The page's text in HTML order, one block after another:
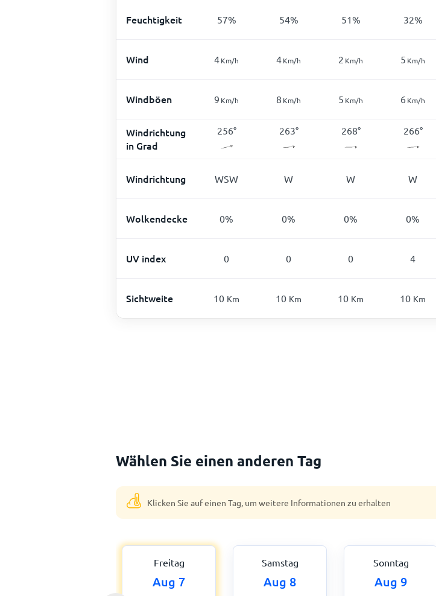
Feuchtigkeit 57% 54% 51% 32%
Wind 4Km/h 4Km/h 2 Km/h 5 Km/h
Windböen 9 Km/h 8 Km/h 5 Km/h 6Km/h
Windrichtung
in Grad
256° 263° 268° 266°
Windrichtung WSW W W W
Wolkendecke 0% 0% 0% 0%
UV index 0 0 0 4
Sichtweite 10 Km 10 Km 10 Km 10 Km
Wählen Sie einen anderen Tag
Klicken Sie auf einen Tag, um weitere Informationen zu erhalten
Freitag
Aug 7
Samstag
Aug 8
Sonntag
Aug 9